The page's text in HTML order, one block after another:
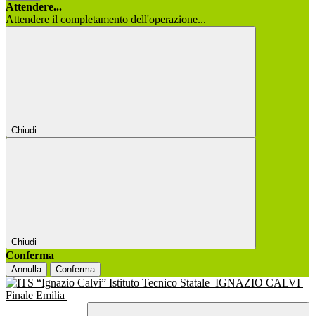
Attendere...
Attendere il completamento dell'operazione...
Chiudi
Chiudi
Conferma
Annulla Conferma
Istituto Tecnico Statale IGNAZIO CALVI
Finale Emilia